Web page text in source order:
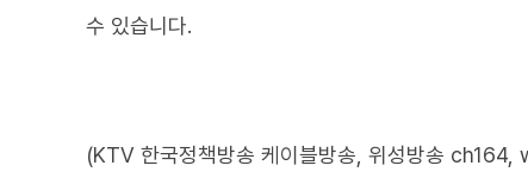
수 있습니다.
(KTV 한국정책방송 케이블방송, 위성방송